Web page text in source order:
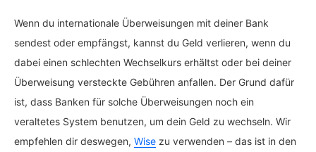
Wenn du internationale Überweisungen mit deiner Bank
sendest oder empfängst, kannst du Geld verlieren, wenn du
dabei einen schlechten Wechselkurs erhältst oder bei deiner
Überweisung versteckte Gebühren anfallen. Der Grund dafür
ist, dass Banken für solche Überweisungen noch ein
veraltetes System benutzen, um dein Geld zu wechseln. Wir
empfehlen dir deswegen, Wise zu verwenden – das ist in den